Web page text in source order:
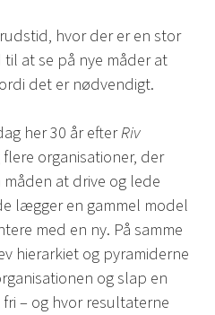
hvor der er en stor
at se på nye måder at
det er nødvendigt.
her 30 år efterRiv
organisationer, der
at drive og lede
lægger en gammel model
med en ny. På samme
hierarkiet og pyramiderne
og slap en
– og hvor resultaterne